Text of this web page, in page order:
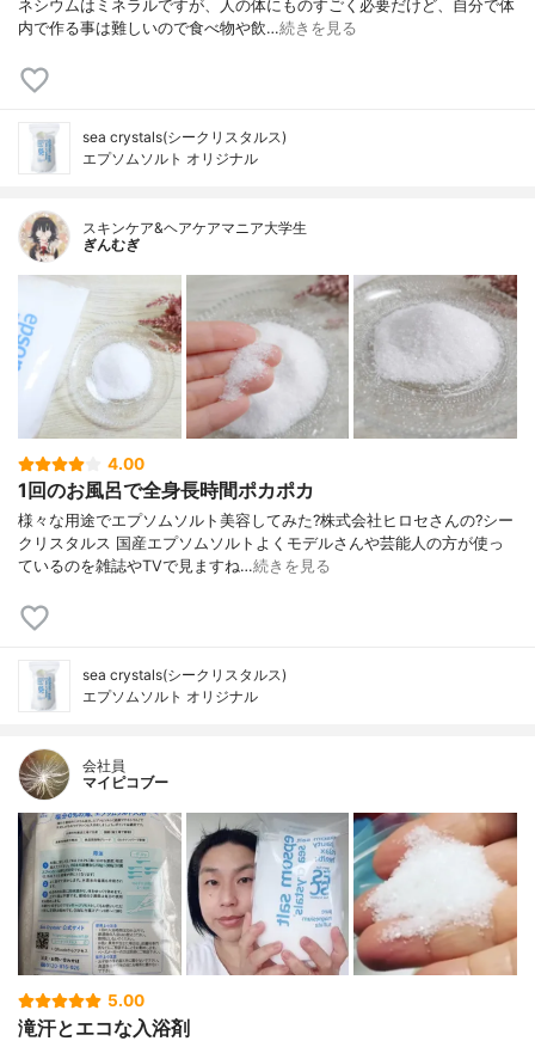
ネシウムはミネラルですが、人の体にものすごく必要だけど、自分で体
内で作る事は難しいので食べ物や飲…続きを見る
sea crystals(シークリスタルス)
エプソムソルト オリジナル
スキンケア&ヘアケアマニア大学生
ぎんむぎ
4.00
1回のお風呂で全身長時間ポカポカ
様々な用途でエプソムソルト美容してみた?株式会社ヒロセさんの?シー
クリスタルス 国産エプソムソルトよくモデルさんや芸能人の方が使っ
ているのを雑誌やTVで見ますね…続きを見る
sea crystals(シークリスタルス)
エプソムソルト オリジナル
会社員
マイピコブー
5.00
滝汗とエコな入浴剤